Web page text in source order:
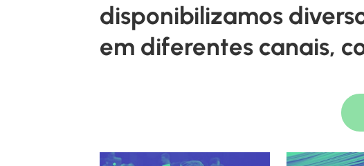
disponibilizamos
em diferentes canais,